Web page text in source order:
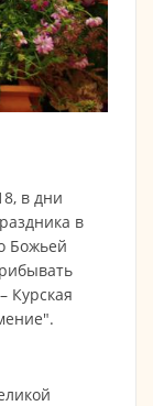
в дни
в
Божьей
Курская